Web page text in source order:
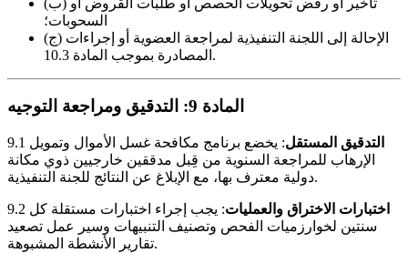
السحوبات؛
(ج) الإحالة إلى اللجنة التنفيذية لمراجعة العضوية أو إجراءات
المصادرة بموجب المادة 10.3.
المادة 9: التدقيق ومراجعة التوجيه
9.1 التدقيق المستقل: يخضع برنامج مكافحة غسل الأموال وتمويل
الإرهاب للمراجعة السنوية من قِبل مدققين خارجيين ذوي مكانة
دولية معترف بها، مع الإبلاغ عن النتائج للجنة التنفيذية.
9.2 اختبارات الاختراق والعمليات: يجب إجراء اختبارات مستقلة كل
سنتين لخوارزميات الفحص وتصنيف التنبيهات وسير عمل تصعيد
تقارير الأنشطة المشبوهة.